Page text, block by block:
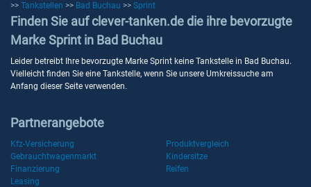
>> Tankstellen >> Bad Buchau >> Sprint
Finden Sie auf clever-tanken.de die ihre bevorzugte
Marke Sprint in Bad Buchau
Leider betreibt Ihre bevorzugte Marke Sprint keine Tankstelle in Bad Buchau.
Vielleicht finden Sie eine Tankstelle, wenn Sie unsere Umkreissuche am
Anfang dieser Seite verwenden.
Partnerangebote
Kfz-Versicherung
Produktvergleich
Gebrauchtwagenmarkt
Kindersitze
Finanzierung
Reifen
Leasing